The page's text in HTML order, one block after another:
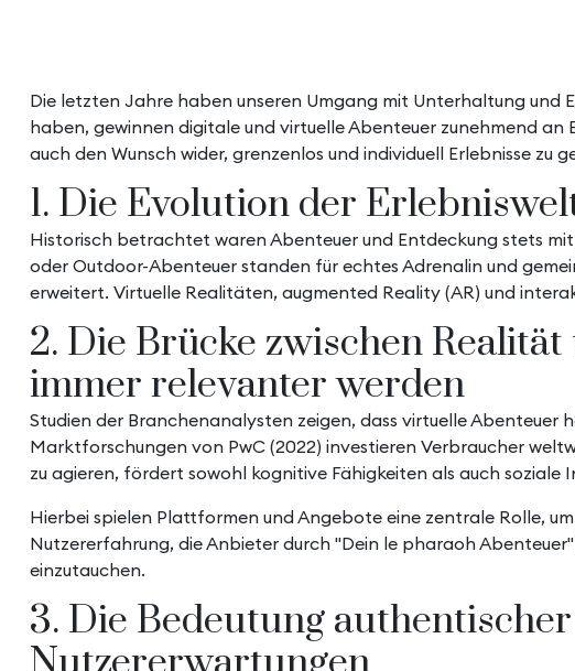
Die letzten Jahre haben unseren Umgang mit Unterhaltung
haben, gewinnen digitale und virtuelle Abenteuer zunehmend
auch den Wunsch wider, grenzenlos und individuell Erlebnisse zu
1. Die Evolution der
Historisch betrachtet waren Abenteuer und Entdeckung stets
oder Outdoor-Abenteuer standen für echtes Adrenalin und
erweitert. Virtuelle Realitäten, augmented Reality (AR) und
2. Die Brücke zwischen
immer relevanter werden
Studien der Branchenanalysten zeigen, dass virtuelle
Marktforschungen von PwC (2022) investieren Verbraucher
zu agieren, fördert sowohl kognitive Fähigkeiten als auch
Hierbei spielen Plattformen und Angebote eine zentrale Rolle,
Nutzererfahrung, die Anbieter durch "Dein le pharaoh
einzutauchen.
3. Die Bedeutung